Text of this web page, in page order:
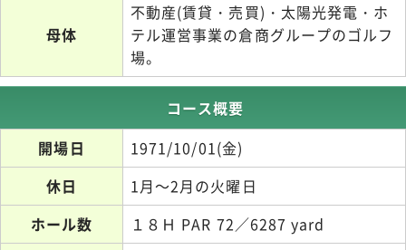
母体
不動産(賃貸・売買)・太陽光発電・ホ
テル運営事業の倉商グループのゴルフ
場。
コース概要
開場日
1971/10/01(金)
休日
1月～2月の火曜日
ホール数
１８Ｈ PAR 72／6287 yard